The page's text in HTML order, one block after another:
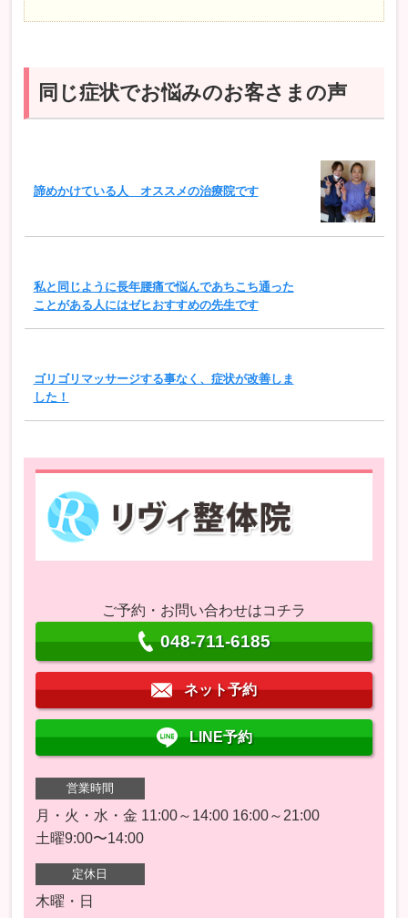
同じ症状でお悩みのお客さまの声
諦めかけている人 オススメの治療院です
私と同じように長年腰痛で悩んであちこち通った
ことがある人にはゼヒおすすめの先生です
ゴリゴリマッサージする事なく、症状が改善しま
した！
ご予約・お問い合わせはコチラ
048-711-6185
ネット予約
LINE予約
営業時間
月・火・水・金 11:00～14:00 16:00～21:00
土曜9:00〜14:00
定休日
木曜・日